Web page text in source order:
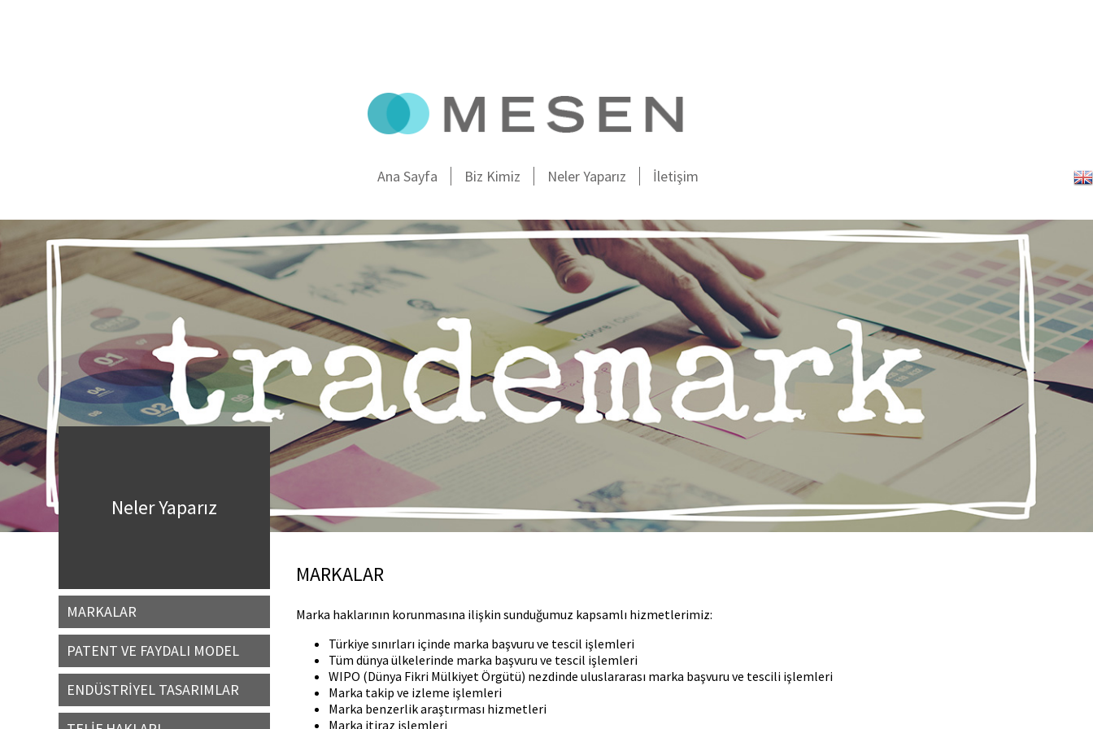
Ana Sayfa Biz Kimiz Neler Yaparız İletişim
Neler Yaparız
MARKALAR
PATENT VE FAYDALI MODEL
ENDÜSTRİYEL TASARIMLAR
MARKALAR
Marka haklarının korunmasına ilişkin sunduğumuz kapsamlı hizmetlerimiz:
Türkiye sınırları içinde marka başvuru ve tescil işlemleri
Tüm dünya ülkelerinde marka başvuru ve tescil işlemleri
WIPO (Dünya Fikri Mülkiyet Örgütü) nezdinde uluslararası marka başvuru ve tescili işlemleri
Marka takip ve izleme işlemleri
Marka benzerlik araştırması hizmetleri
Marka itiraz işlemleri